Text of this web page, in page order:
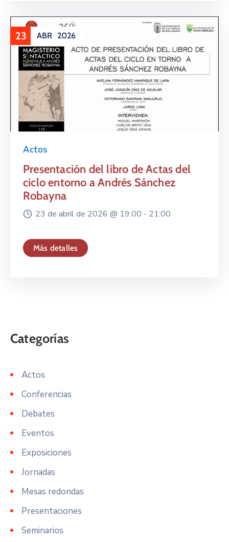
23 ABR 2026
Actos
Presentación del libro de Actas del
ciclo entorno a Andrés Sánchez
Robayna
23 de abril de 2026 @ 19:00 - 21:00
Más detalles
Actos
Conferencias
Debates
Eventos
Exposiciones
Jornadas
Mesas redondas
Presentaciones
Seminarios